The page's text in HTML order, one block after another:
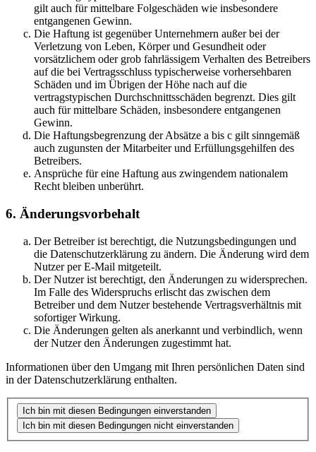
gilt auch für mittelbare Folgeschäden wie insbesondere
entgangenen Gewinn.
Die Haftung ist gegenüber Unternehmern außer bei der
Verletzung von Leben, Körper und Gesundheit oder
vorsätzlichem oder grob fahrlässigem Verhalten des Betreibers
auf die bei Vertragsschluss typischerweise vorhersehbaren
Schäden und im Übrigen der Höhe nach auf die
vertragstypischen Durchschnittsschäden begrenzt. Dies gilt
auch für mittelbare Schäden, insbesondere entgangenen
Gewinn.
Die Haftungsbegrenzung der Absätze a bis c gilt sinngemäß
auch zugunsten der Mitarbeiter und Erfüllungsgehilfen des
Betreibers.
Ansprüche für eine Haftung aus zwingendem nationalem
Recht bleiben unberührt.
6. Änderungsvorbehalt
Der Betreiber ist berechtigt, die Nutzungsbedingungen und
die Datenschutzerklärung zu ändern. Die Änderung wird dem
Nutzer per E-Mail mitgeteilt.
Der Nutzer ist berechtigt, den Änderungen zu widersprechen.
Im Falle des Widerspruchs erlischt das zwischen dem
Betreiber und dem Nutzer bestehende Vertragsverhältnis mit
sofortiger Wirkung.
Die Änderungen gelten als anerkannt und verbindlich, wenn
der Nutzer den Änderungen zugestimmt hat.
Informationen über den Umgang mit Ihren persönlichen Daten sind
in der Datenschutzerklärung enthalten.